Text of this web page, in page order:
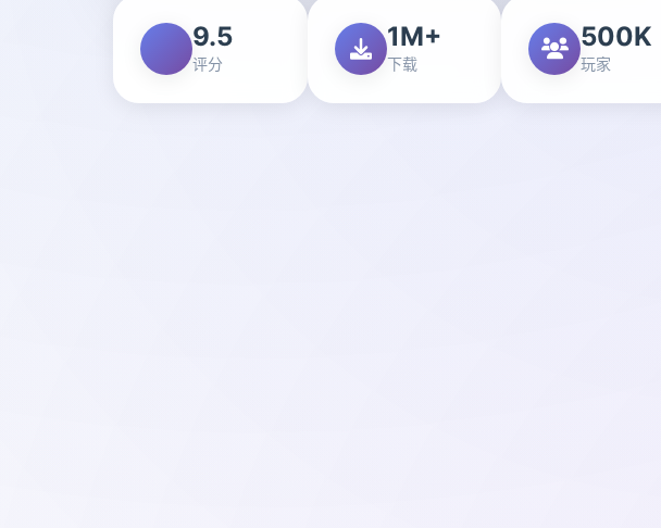
9.5
评分
1M+
下载
500K
玩家